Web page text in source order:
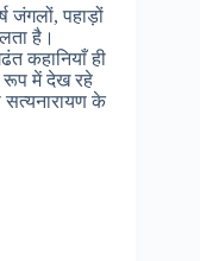
जंगलों, पहाड़ों
है।
कहानियाँ ही
में देख रहे
सत्यनारायण के